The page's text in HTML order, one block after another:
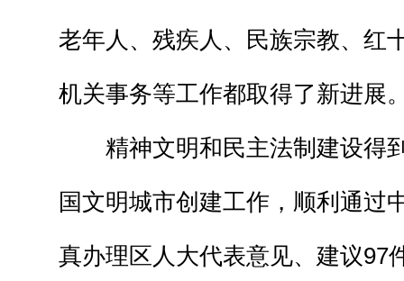
老年人、残疾人、民族宗教、红
机关事务等工作都取得了新进展
精神文明和民主法制建设得
国文明城市创建工作，顺利通过
真办理区人大代表意见、建议97